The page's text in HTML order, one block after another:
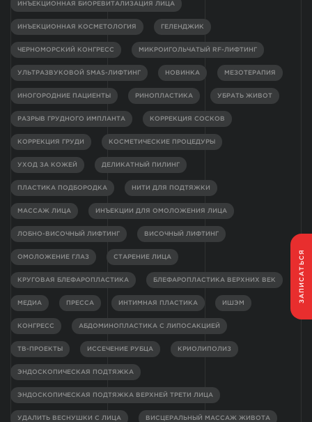
ЗАПИСАТЬСЯ
ИНЪЕКЦИОННАЯ БИОРЕВИТАЛИЗАЦИЯ ЛИЦА
ИНЪЕКЦИОННАЯ КОСМЕТОЛОГИЯ ГЕЛЕНДЖИК
ЧЕРНОМОРСКИЙ КОНГРЕСС МИКРОИГОЛЬЧАТЫЙ RF-ЛИФТИНГ
УЛЬТРАЗВУКОВОЙ SMAS-ЛИФТИНГ НОВИНКА МЕЗОТЕРАПИЯ
ИНОГОРОДНИЕ ПАЦИЕНТЫ РИНОПЛАСТИКА УБРАТЬ ЖИВОТ
РАЗРЫВ ГРУДНОГО ИМПЛАНТА КОРРЕКЦИЯ СОСКОВ
КОРРЕКЦИЯ ГРУДИ КОСМЕТИЧЕСКИЕ ПРОЦЕДУРЫ
УХОД ЗА КОЖЕЙ ДЕЛИКАТНЫЙ ПИЛИНГ
ПЛАСТИКА ПОДБОРОДКА НИТИ ДЛЯ ПОДТЯЖКИ
МАССАЖ ЛИЦА ИНЪЕКЦИИ ДЛЯ ОМОЛОЖЕНИЯ ЛИЦА
ЛОБНО-ВИСОЧНЫЙ ЛИФТИНГ ВИСОЧНЫЙ ЛИФТИНГ
ОМОЛОЖЕНИЕ ГЛАЗ СТАРЕНИЕ ЛИЦА
КРУГОВАЯ БЛЕФАРОПЛАСТИКА БЛЕФАРОПЛАСТИКА ВЕРХНИХ ВЕК
МЕДИА ПРЕССА ИНТИМНАЯ ПЛАСТИКА ИШЭМ
КОНГРЕСС АБДОМИНОПЛАСТИКА С ЛИПОСАКЦИЕЙ
ТВ-ПРОЕКТЫ ИССЕЧЕНИЕ РУБЦА КРИОЛИПОЛИЗ
ЭНДОСКОПИЧЕСКАЯ ПОДТЯЖКА
ЭНДОСКОПИЧЕСКАЯ ПОДТЯЖКА ВЕРХНЕЙ ТРЕТИ ЛИЦА
УДАЛИТЬ ВЕСНУШКИ С ЛИЦА ВИСЦЕРАЛЬНЫЙ МАССАЖ ЖИВОТА